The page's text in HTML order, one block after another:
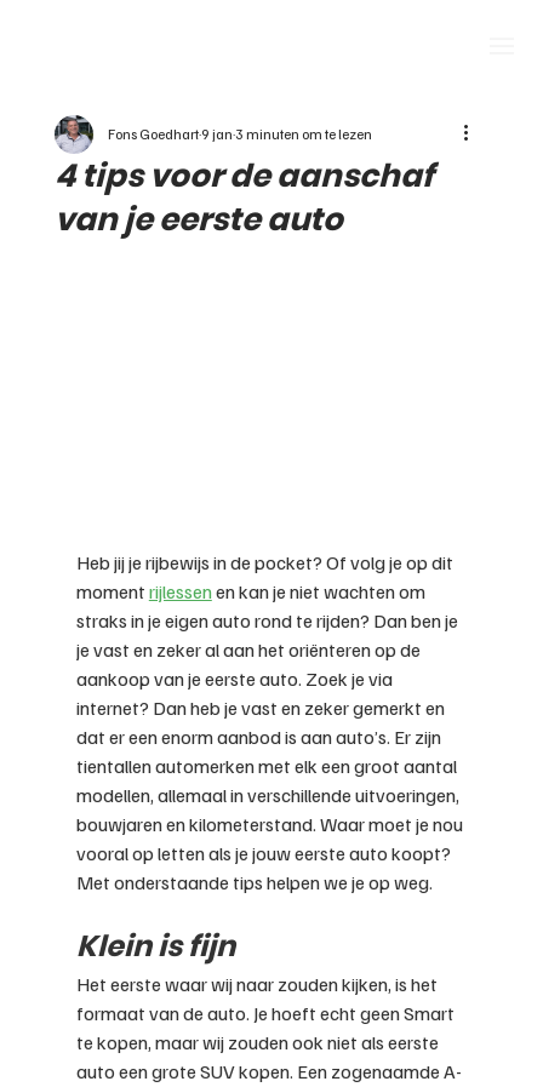
4 tips voor de aanschaf
van je eerste auto
Fons Goedhart9 jan3 minuten om te lezen
Heb jij je rijbewijs in de pocket? Of volg je op dit
moment rijlessen en kan je niet wachten om
straks in je eigen auto rond te rijden? Dan ben je
je vast en zeker al aan het oriënteren op de
aankoop van je eerste auto. Zoek je via
internet? Dan heb je vast en zeker gemerkt en
dat er een enorm aanbod is aan auto’s. Er zijn
tientallen automerken met elk een groot aantal
modellen, allemaal in verschillende uitvoeringen,
bouwjaren en kilometerstand. Waar moet je nou
vooral op letten als je jouw eerste auto koopt?
Met onderstaande tips helpen we je op weg.
Klein is fijn
Het eerste waar wij naar zouden kijken, is het
formaat van de auto. Je hoeft echt geen Smart
te kopen, maar wij zouden ook niet als eerste
auto een grote SUV kopen. Een zogenaamde A-